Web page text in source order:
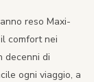
reso Maxi-
comfort nei
decenni di
ogni viaggio, a